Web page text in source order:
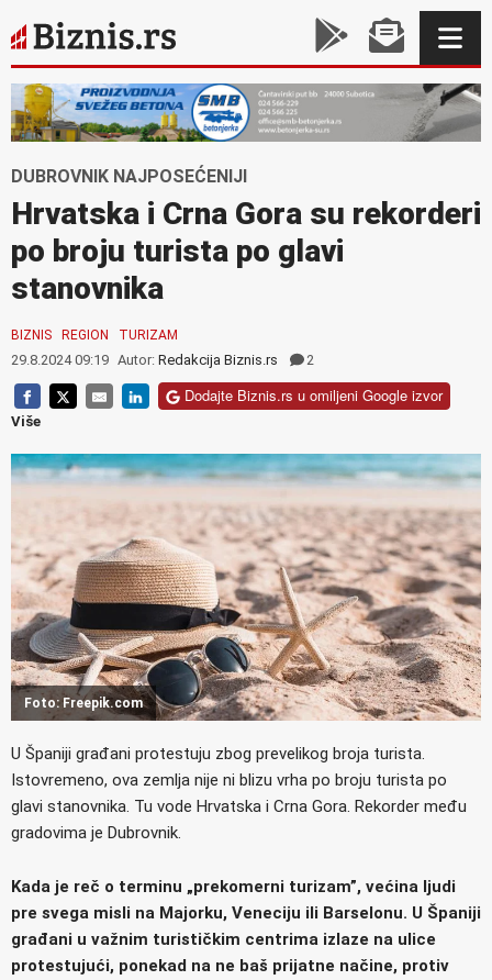
DUBROVNIK NAJPOSEĆENIJI
Hrvatska i Crna Gora su rekorderi
po broju turista po glavi
stanovnika
BIZNIS REGION TURIZAM
29.8.2024 09:19 Autor: Redakcija Biznis.rs 2
Dodajte Biznis.rs u omiljeni Google izvor
Više
Foto: Freepik.com
U Španiji građani protestuju zbog prevelikog broja turista.
Istovremeno, ova zemlja nije ni blizu vrha po broju turista po
glavi stanovnika. Tu vode Hrvatska i Crna Gora. Rekorder među
gradovima je Dubrovnik.
Kada je reč o terminu „prekomerni turizam”, većina ljudi
pre svega misli na Majorku, Veneciju ili Barselonu. U Španiji
građani u važnim turističkim centrima izlaze na ulice
protestujući, ponekad na ne baš prijatne načine, protiv